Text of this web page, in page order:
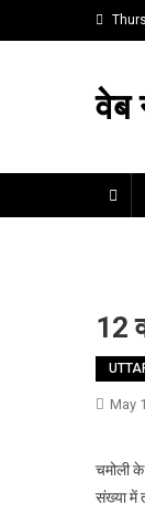
to
वेब
12
May
चमोली
संख्या में